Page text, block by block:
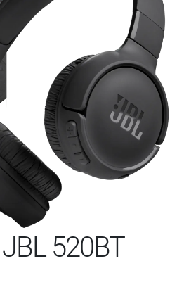
520BT